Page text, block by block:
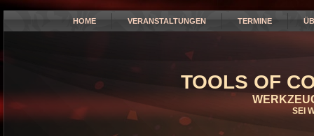
HOME VERANSTALTUNGEN TERMINE
TOOLS OF
SEI